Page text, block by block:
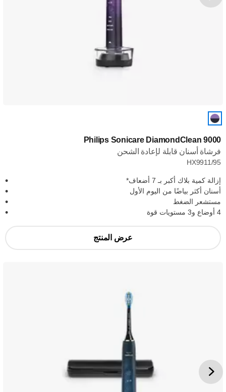
Philips Sonicare DiamondClean 9000
فرشاة أسنان قابلة لإعادة الشحن
HX9911/95
إزالة كمية بلاك أكبر بـ 7 أضعاف*
أسنان أكثر بياضًا من اليوم الأول
مستشعر الضغط
4 أوضاع و3 مستويات قوة
عرض المنتج